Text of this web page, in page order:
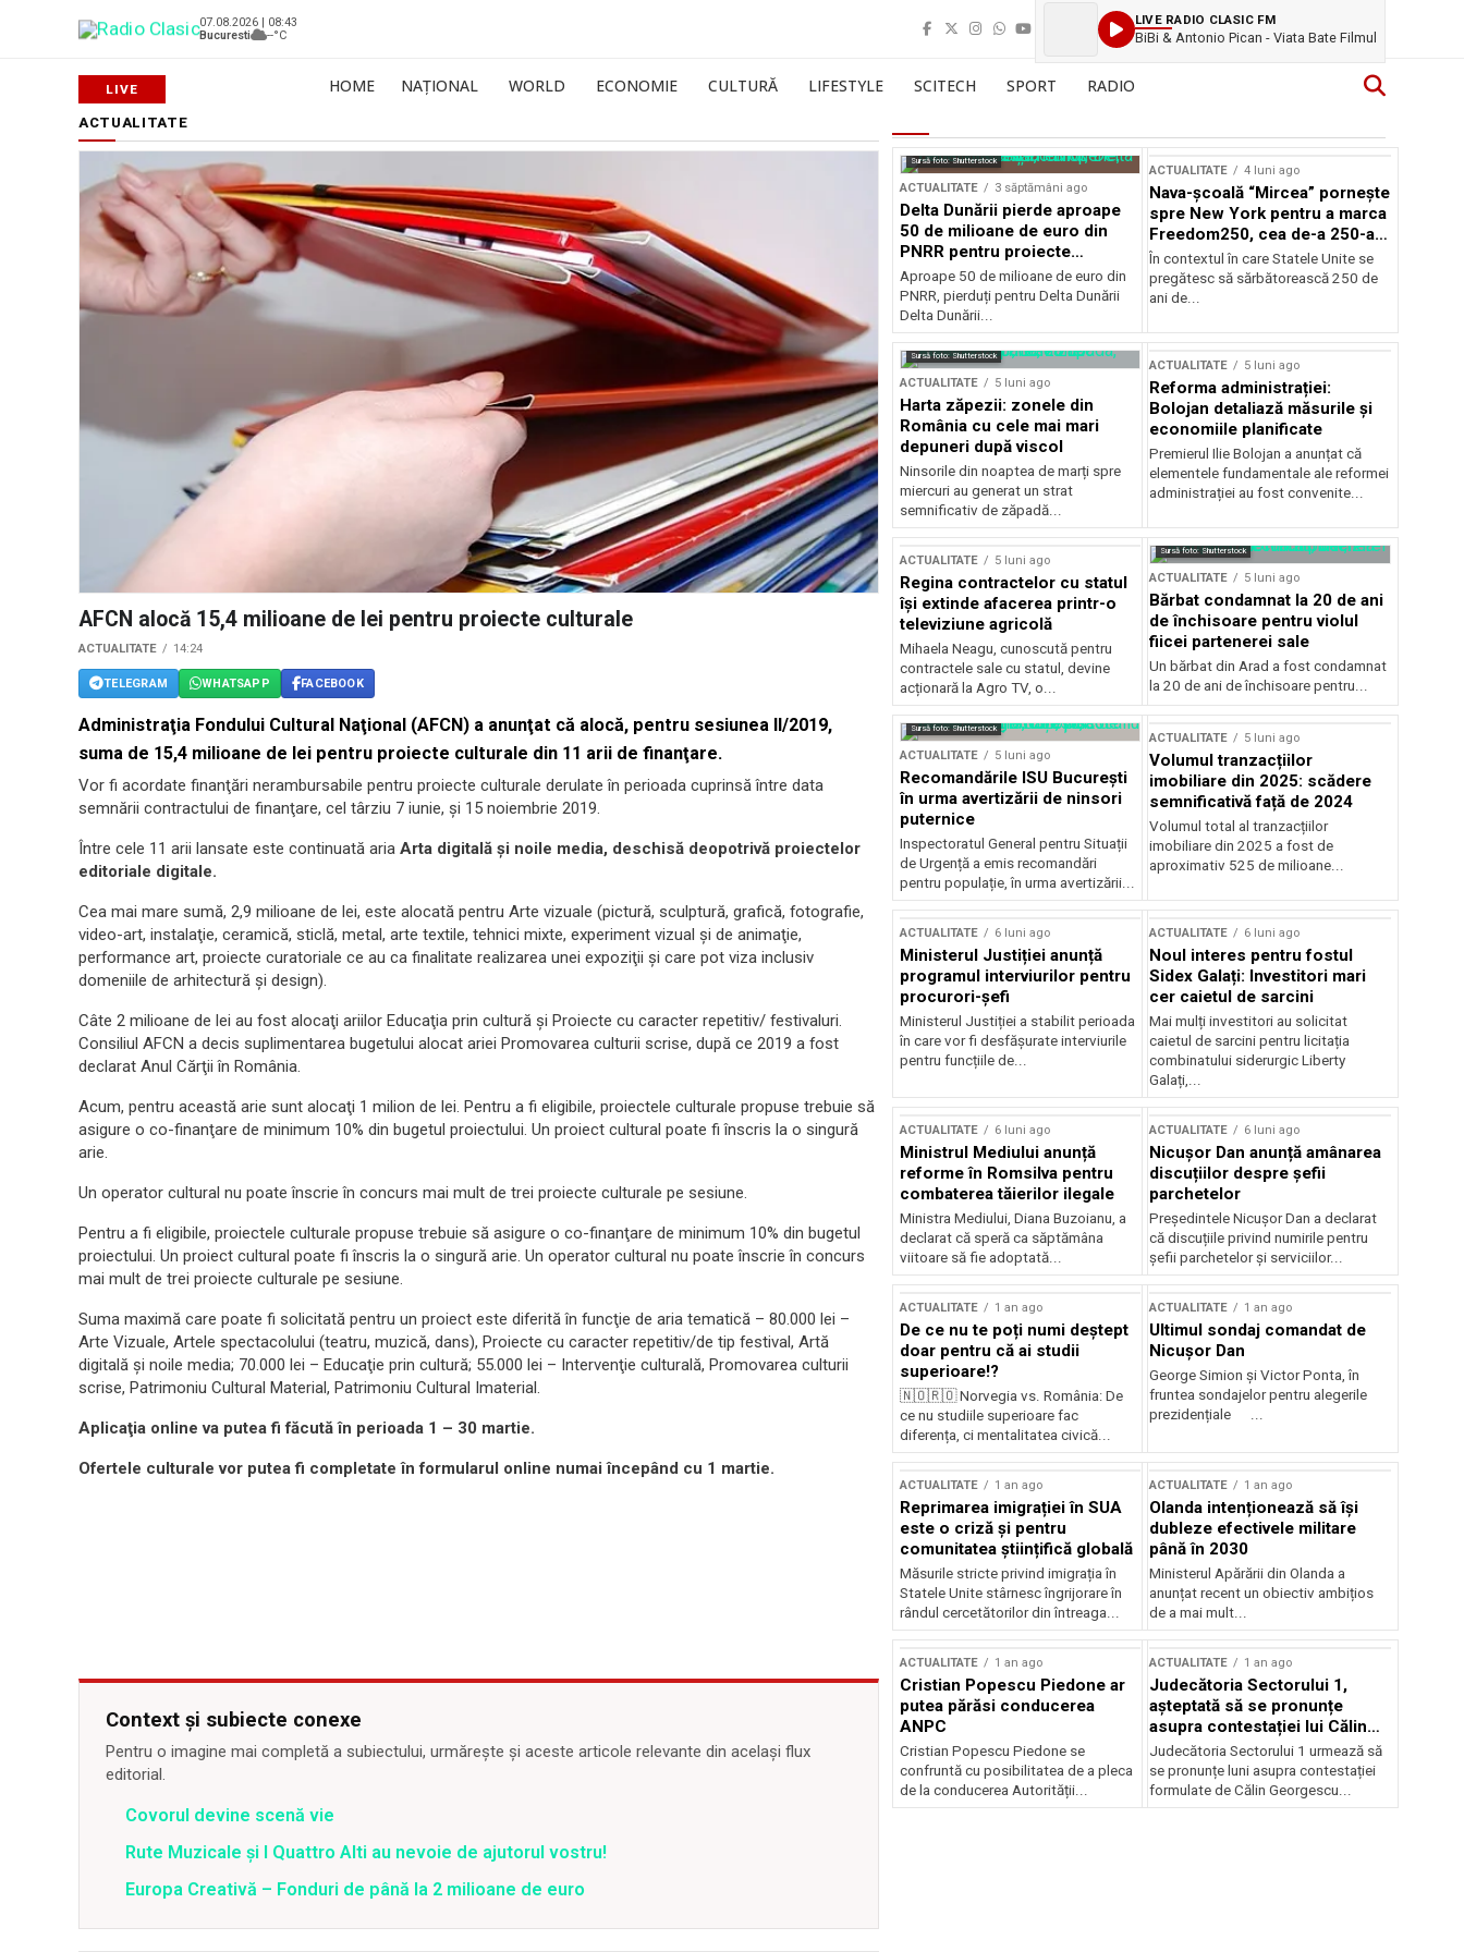
07.08.2026 | 08:43
Bucuresti
--°C
LIVE RADIO CLASIC FM
BiBi & Antonio Pican - Viata Bate Filmul
HOME NAȚIONAL WORLD ECONOMIE CULTURĂ LIFESTYLE SCITECH SPORT RADIO
ACTUALITATE
AFCN alocă 15,4 milioane de lei pentru proiecte culturale
ACTUALITATE 14:24
TELEGRAM WHATSAPP FACEBOOK
Administraţia Fondului Cultural Naţional (AFCN) a anunţat că alocă, pentru sesiunea II/2019,
suma de 15,4 milioane de lei pentru proiecte culturale din 11 arii de finanţare.
Vor fi acordate finanţări nerambursabile pentru proiecte culturale derulate în perioada cuprinsă între data
semnării contractului de finanţare, cel târziu 7 iunie, şi 15 noiembrie 2019.
Între cele 11 arii lansate este continuată aria Arta digitală şi noile media, deschisă deopotrivă proiectelor
editoriale digitale.
Cea mai mare sumă, 2,9 milioane de lei, este alocată pentru Arte vizuale (pictură, sculptură, grafică, fotografie,
video-art, instalaţie, ceramică, sticlă, metal, arte textile, tehnici mixte, experiment vizual şi de animaţie,
performance art, proiecte curatoriale ce au ca finalitate realizarea unei expoziţii şi care pot viza inclusiv
domeniile de arhitectură şi design).
Câte 2 milioane de lei au fost alocaţi ariilor Educaţia prin cultură şi Proiecte cu caracter repetitiv/ festivaluri.
Consiliul AFCN a decis suplimentarea bugetului alocat ariei Promovarea culturii scrise, după ce 2019 a fost
declarat Anul Cărţii în România.
Acum, pentru această arie sunt alocaţi 1 milion de lei. Pentru a fi eligibile, proiectele culturale propuse trebuie să
asigure o co-finanţare de minimum 10% din bugetul proiectului. Un proiect cultural poate fi înscris la o singură
arie.
Un operator cultural nu poate înscrie în concurs mai mult de trei proiecte culturale pe sesiune.
Pentru a fi eligibile, proiectele culturale propuse trebuie să asigure o co-finanţare de minimum 10% din bugetul
proiectului. Un proiect cultural poate fi înscris la o singură arie. Un operator cultural nu poate înscrie în concurs
mai mult de trei proiecte culturale pe sesiune.
Suma maximă care poate fi solicitată pentru un proiect este diferită în funcţie de aria tematică – 80.000 lei –
Arte Vizuale, Artele spectacolului (teatru, muzică, dans), Proiecte cu caracter repetitiv/de tip festival, Artă
digitală şi noile media; 70.000 lei – Educaţie prin cultură; 55.000 lei – Intervenţie culturală, Promovarea culturii
scrise, Patrimoniu Cultural Material, Patrimoniu Cultural Imaterial.
Aplicaţia online va putea fi făcută în perioada 1 – 30 martie.
Ofertele culturale vor putea fi completate în formularul online numai începând cu 1 martie.
Context și subiecte conexe
Pentru o imagine mai completă a subiectului, urmărește și aceste articole relevante din același flux
editorial.
Covorul devine scenă vie
Rute Muzicale şi I Quattro Alti au nevoie de ajutorul vostru!
Europa Creativă – Fonduri de până la 2 milioane de euro
Sursă foto: Shutterstock
ACTUALITATE 3 săptămâni ago
Delta Dunării pierde aproape
50 de milioane de euro din
PNRR pentru proiecte
esențiale
Aproape 50 de milioane de euro din
PNRR, pierduți pentru Delta Dunării
Delta Dunării...
ACTUALITATE 4 luni ago
Nava-școală “Mircea” pornește
spre New York pentru a marca
Freedom250, cea de-a 250-a
aniversare a Statelor Unite
În contextul în care Statele Unite se
pregătesc să sărbătorească 250 de
ani de...
Sursă foto: Shutterstock
ACTUALITATE 5 luni ago
Harta zăpezii: zonele din
România cu cele mai mari
depuneri după viscol
Ninsorile din noaptea de marți spre
miercuri au generat un strat
semnificativ de zăpadă...
ACTUALITATE 5 luni ago
Reforma administrației:
Bolojan detaliază măsurile și
economiile planificate
Premierul Ilie Bolojan a anunțat că
elementele fundamentale ale reformei
administrației au fost convenite...
ACTUALITATE 5 luni ago
Regina contractelor cu statul
își extinde afacerea printr-o
televiziune agricolă
Mihaela Neagu, cunoscută pentru
contractele sale cu statul, devine
acționară la Agro TV, o...
Sursă foto: Shutterstock
ACTUALITATE 5 luni ago
Bărbat condamnat la 20 de ani
de închisoare pentru violul
fiicei partenerei sale
Un bărbat din Arad a fost condamnat
la 20 de ani de închisoare pentru...
Sursă foto: Shutterstock
ACTUALITATE 5 luni ago
Recomandările ISU București
în urma avertizării de ninsori
puternice
Inspectoratul General pentru Situații
de Urgență a emis recomandări
pentru populație, în urma avertizării...
ACTUALITATE 5 luni ago
Volumul tranzacțiilor
imobiliare din 2025: scădere
semnificativă față de 2024
Volumul total al tranzacțiilor
imobiliare din 2025 a fost de
aproximativ 525 de milioane...
ACTUALITATE 6 luni ago
Ministerul Justiției anunță
programul interviurilor pentru
procurori-șefi
Ministerul Justiției a stabilit perioada
în care vor fi desfășurate interviurile
pentru funcțiile de...
ACTUALITATE 6 luni ago
Noul interes pentru fostul
Sidex Galați: Investitori mari
cer caietul de sarcini
Mai mulți investitori au solicitat
caietul de sarcini pentru licitația
combinatului siderurgic Liberty
Galați,...
ACTUALITATE 6 luni ago
Ministrul Mediului anunță
reforme în Romsilva pentru
combaterea tăierilor ilegale
Ministra Mediului, Diana Buzoianu, a
declarat că speră ca săptămâna
viitoare să fie adoptată...
ACTUALITATE 6 luni ago
Nicușor Dan anunță amânarea
discuțiilor despre șefii
parchetelor
Președintele Nicușor Dan a declarat
că discuțiile privind numirile pentru
șefii parchetelor și serviciilor...
ACTUALITATE 1 an ago
De ce nu te poți numi deștept
doar pentru că ai studii
superioare!?
🇳🇴🇷🇴 Norvegia vs. România: De
ce nu studiile superioare fac
diferența, ci mentalitatea civică...
ACTUALITATE 1 an ago
Ultimul sondaj comandat de
Nicușor Dan
George Simion și Victor Ponta, în
fruntea sondajelor pentru alegerile
prezidențiale ...
ACTUALITATE 1 an ago
Reprimarea imigrației în SUA
este o criză și pentru
comunitatea științifică globală
Măsurile stricte privind imigrația în
Statele Unite stârnesc îngrijorare în
rândul cercetătorilor din întreaga...
ACTUALITATE 1 an ago
Olanda intenționează să își
dubleze efectivele militare
până în 2030
Ministerul Apărării din Olanda a
anunțat recent un obiectiv ambițios
de a mai mult...
ACTUALITATE 1 an ago
Cristian Popescu Piedone ar
putea părăsi conducerea
ANPC
Cristian Popescu Piedone se
confruntă cu posibilitatea de a pleca
de la conducerea Autorității...
ACTUALITATE 1 an ago
Judecătoria Sectorului 1,
așteptată să se pronunțe
asupra contestației lui Călin
Georgescu privind controlul
judiciar
Judecătoria Sectorului 1 urmează să
se pronunțe luni asupra contestației
formulate de Călin Georgescu...